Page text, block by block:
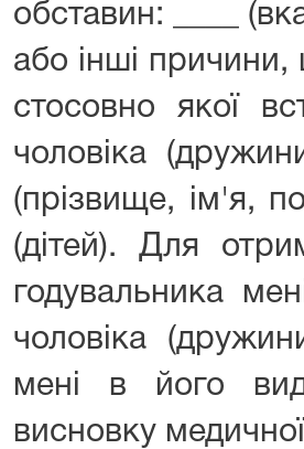
обставин: ____
або інші
стосовно якої
чоловіка
(прізвище, ім'я,
(дітей). Для
годувальника
чоловіка
мені в його
висновку